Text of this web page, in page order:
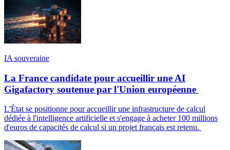
IA souveraine
La France candidate pour accueillir une AI
Gigafactory soutenue par l'Union européenne
L'État se positionne pour accueillir une infrastructure de calcul
dédiée à l'intelligence artificielle et s'engage à acheter 100 millions
d'euros de capacités de calcul si un projet français est retenu.